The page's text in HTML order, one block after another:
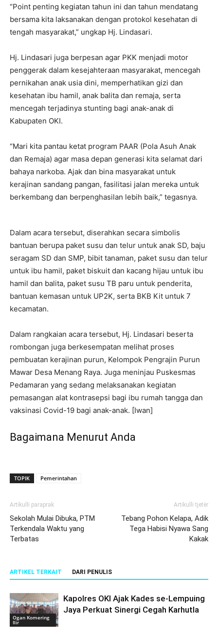
“Point penting kegiatan tahun ini dan tahun mendatang
bersama kita laksanakan dengan protokol kesehatan di
tengah masyarakat,” ungkap Hj. Lindasari.
Hj. Lindasari juga berpesan agar PKK menjadi motor
penggerak dalam kesejahteraan masyarakat, mencegah
pernikahan anak usia dini, memperhatikan gizi dan
kesehatan ibu hamil, anak balita dan remaja, serta
mencegah terjadinya stunting bagi anak-anak di
Kabupaten OKI.
“Mari kita pantau ketat program PAAR (Pola Asuh Anak
dan Remaja) agar masa depan generasi kita selamat dari
bahaya narkoba. Ajak dan bina masyarakat untuk
kerajinan sandang pangan, fasilitasi jalan mereka untuk
berkembang dan berpenghasilan lebih baik,” tegasnya.
Dalam acara tersebut, diserahkan secara simbolis
bantuan berupa paket susu dan telur untuk anak SD, baju
seragam SD dan SMP, bibit tanaman, paket susu dan telur
untuk ibu hamil, paket biskuit dan kacang hijau untuk ibu
hamil dan balita, paket susu TB paru untuk penderita,
bantuan kemasan untuk UP2K, serta BKB Kit untuk 7
kecamatan.
Dalam rangkaian acara tersebut, Hj. Lindasari beserta
rombongan juga berkesempatan melihat proses
pembuatan kerajinan purun, Kelompok Pengrajin Purun
Mawar Desa Menang Raya. Juga meninjau Puskesmas
Pedamaran yang sedang melaksanakan kegiatan
pemasangan alat kontrasepsi bagi ibu rumah tangga dan
vaksinasi Covid-19 bagi anak-anak. [Iwan]
Bagaimana Menurut Anda
TOPIK Pemerintahan
Artikulli paraprak
Sekolah Mulai Dibuka, PTM
Terkendala Waktu yang
Terbatas
Artikulli tjetër
Tebang Pohon Kelapa, Adik
Tega Habisi Nyawa Sang
Kakak
ARTIKEL TERKAIT DARI PENULIS
Ogan Komering
Ilir
Kapolres OKI Ajak Kades se-Lempuing
Jaya Perkuat Sinergi Cegah Karhutla